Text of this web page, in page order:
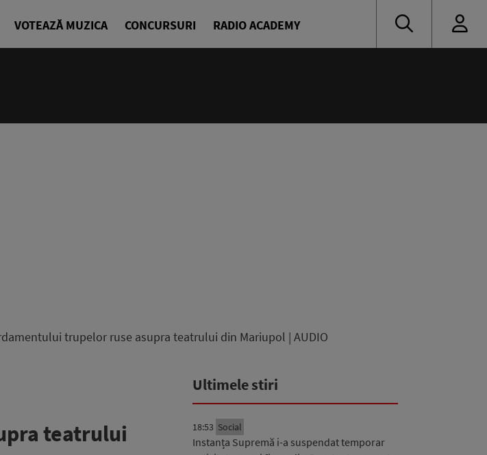
VOTEAZĂ MUZICA CONCURSURI RADIO ACADEMY
trupelor ruse asupra teatrului din Mariupol | AUDIO
teatrului
Ultimele stiri
18:53 Social
Instanța Supremă i-a suspendat temporar